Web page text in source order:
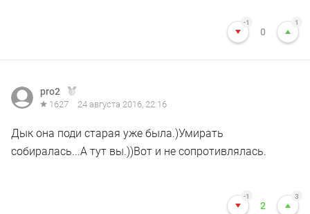
-1
0
1
pro2
1627 24 августа 2016, 22:16
Дык она поди старая уже была.)Умирать
собиралась...А тут вы.))Вот и не сопротивлялась.
-1
2
3